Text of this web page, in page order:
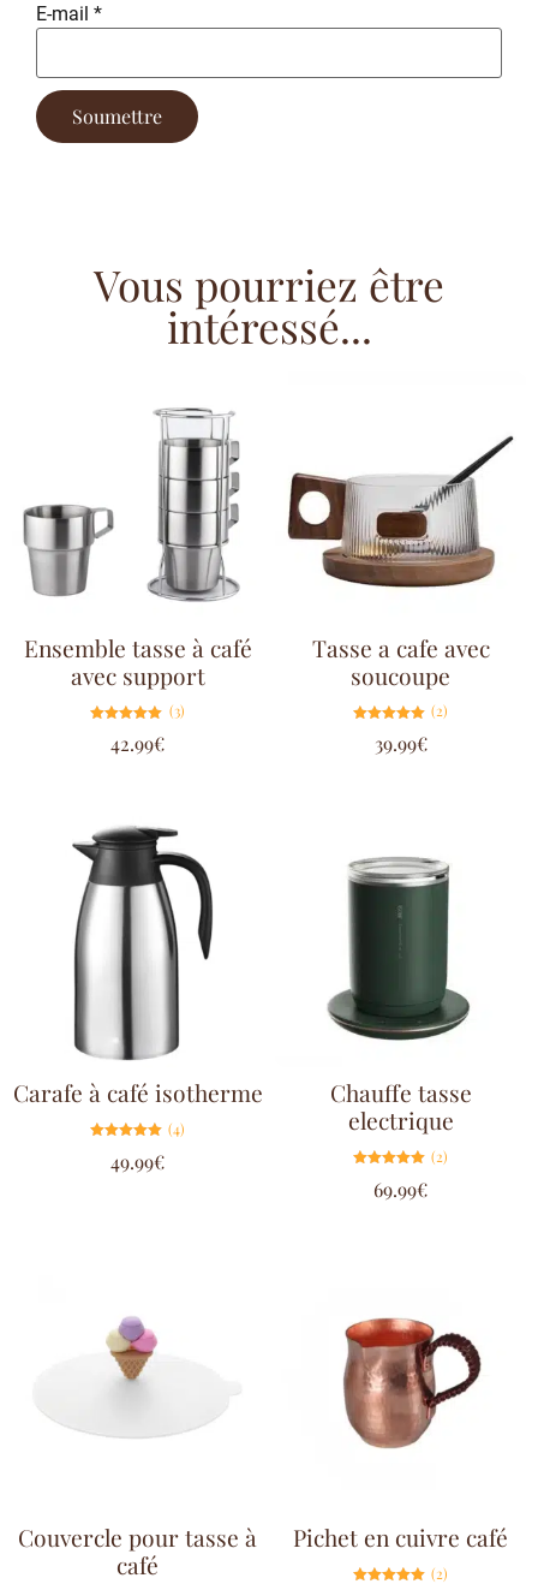
E-mail *
Vous pourriez être
intéressé...
Ensemble tasse à café
avec support
5.00
sur 5
(3)
42.99€
Tasse a cafe avec
soucoupe
5.00
sur 5
(2)
39.99€
Carafe à café isotherme
5.00
sur 5
(4)
49.99€
Chauffe tasse
electrique
5.00
sur 5
(2)
69.99€
Couvercle pour tasse à
café
Pichet en cuivre café
(2)